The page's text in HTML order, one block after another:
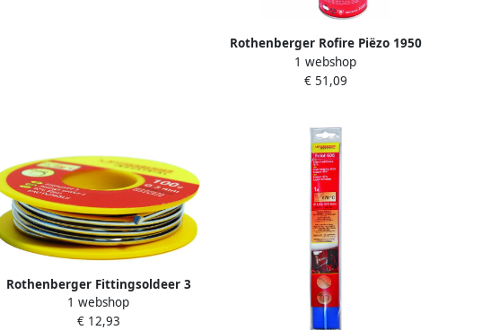
Rothenberger Rofire Piëzo 1950
°C ROT035555
1 webshop
€ 51,09
Rothenberger Fittingsoldeer 3
100g ROT045256E
1 webshop
€ 12,93